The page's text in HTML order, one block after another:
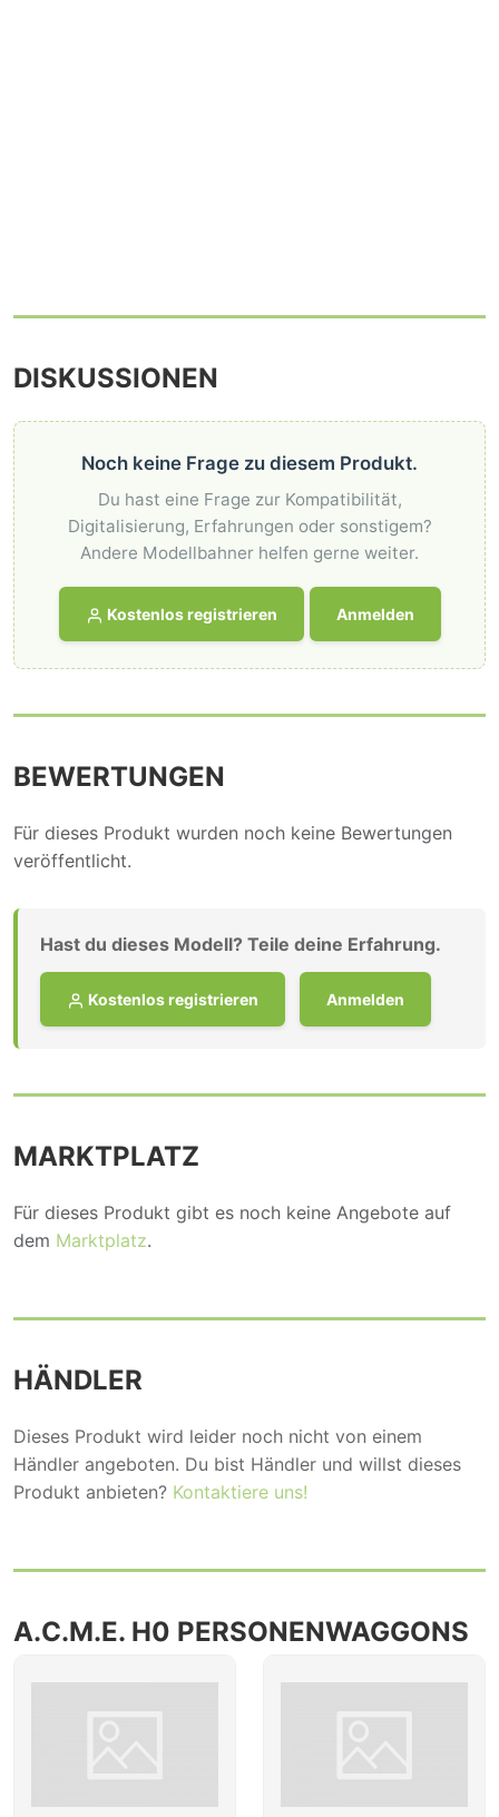
DISKUSSIONEN
Noch keine Frage zu diesem Produkt.
Du hast eine Frage zur Kompatibilität,
Digitalisierung, Erfahrungen oder sonstigem?
Andere Modellbahner helfen gerne weiter.
Kostenlos registrieren Anmelden
BEWERTUNGEN
Für dieses Produkt wurden noch keine Bewertungen
veröffentlicht.
Hast du dieses Modell? Teile deine Erfahrung.
Kostenlos registrieren Anmelden
MARKTPLATZ
Für dieses Produkt gibt es noch keine Angebote auf
dem Marktplatz.
HÄNDLER
Dieses Produkt wird leider noch nicht von einem
Händler angeboten. Du bist Händler und willst dieses
Produkt anbieten? Kontaktiere uns!
A.C.M.E. H0 PERSONENWAGGONS